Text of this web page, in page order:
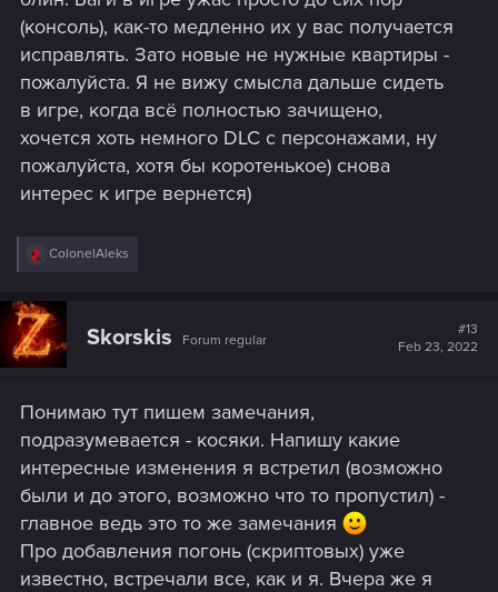
(консоль), как-то медленно их у вас получается
исправлять. Зато новые не нужные квартиры -
пожалуйста. Я не вижу смысла дальше сидеть
в игре, когда всё полностью зачищено,
хочется хоть немного DLC с персонажами, ну
пожалуйста, хотя бы коротенькое) снова
интерес к игре вернется)
R
c
t
i
o
:
ColonelAleks
Skorskis Forum regular
#13
Feb 23, 2022
Понимаю тут пишем замечания,
подразумевается - косяки. Напишу какие
интересные изменения я встретил (возможно
были и до этого, возможно что то пропустил) -
главное ведь это то же замечания
Про добавления погонь (скриптовых) уже
известно, встречали все, как и я. Вчера же я